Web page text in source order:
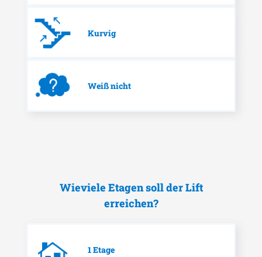
Kurvig
Weiß nicht
Wieviele Etagen soll der Lift
erreichen?
1 Etage